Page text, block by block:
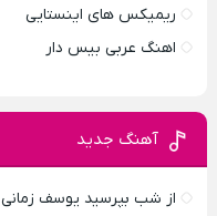
ریمیکس های اینستایی
اهنگ عربی بیس دار
آهنگ جدید
از شب بپرسید یوسف زمانی